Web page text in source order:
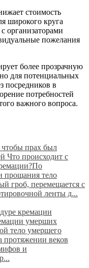
стоимость
широкого круга
организаторами
пожелания
более прозрачную
для потенциальных
посредников в
потребностей
важного вопроса.
чтобы прах был
Что происходит с
прощания тело
гроб, перемещается с
ленты д...
кремации
умерших
тело умершего
протяжении веков
и